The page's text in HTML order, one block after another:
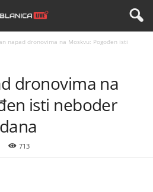
napad dronovima na Moskvu: Pogođen isti
dronovima na
isti neboder
713